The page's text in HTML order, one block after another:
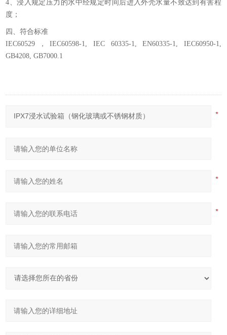
4、浸入规定压力的水中经规定时间后进入外壳水量不致达到有害程
度；
四、符合标准
IEC60529，IEC60598-1, IEC 60335-1, EN60335-1, IEC60950-1,
GB4208, GB7000.1